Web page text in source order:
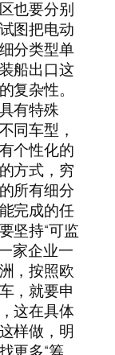
也要分别
图把电动
分类型单
船出口这
复杂性。
有特殊
同车型，
个性化的
方式，穷
所有细分
完成的任
坚持“可监
家企业一
，按照欧
，就要申
这在具体
样做，明